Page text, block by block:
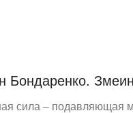
Бондаренко.
сила – подавляющая